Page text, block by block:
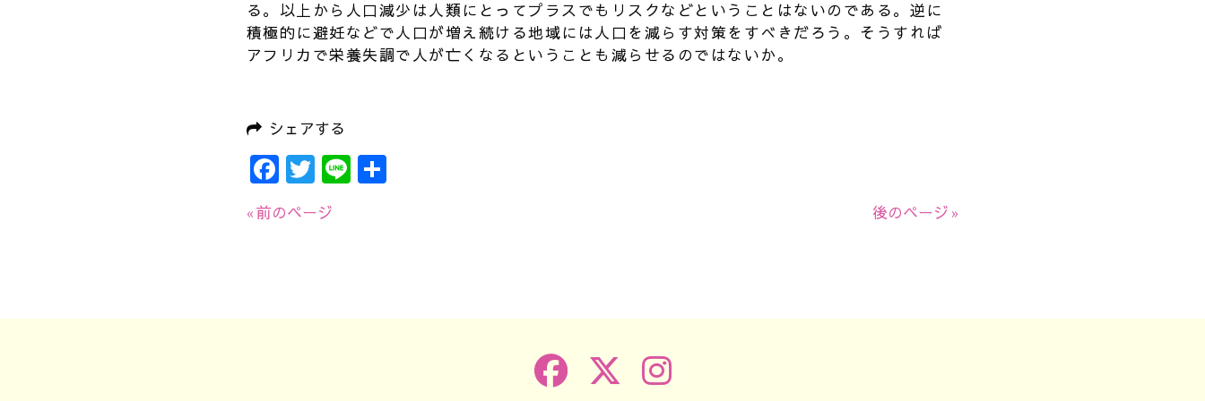
る。以上から人口減少は人類にとってプラスでもリスクなどということはないのである。逆に
積極的に避妊などで人口が増え続ける地域には人口を減らす対策をすべきだろう。そうすれば
アフリカで栄養失調で人が亡くなるということも減らせるのではないか。
シェアする
Facebook
Twitter
Line
« 前のページ 後のページ »